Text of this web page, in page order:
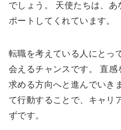
でしょう。 天使たちは、
ポートしてくれています。
転職を考えている人にとっ
会えるチャンスです。 直
求める方向へと進んでいき
て行動することで、キャリ
ずです。